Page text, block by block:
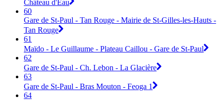
Château d'Eau
60
Gare de St-Paul - Tan Rouge - Mairie de St-Gilles-les-Hauts -
Tan Rouge
61
Maïdo - Le Guillaume - Plateau Caillou - Gare de St-Paul
62
Gare de St-Paul - Ch. Lebon - La Glacière
63
Gare de St-Paul - Bras Mouton - Feoga 1
64